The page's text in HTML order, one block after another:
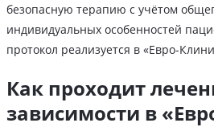
безопасную терапию с учётом
индивидуальных особенностей
протокол реализуется в «Евро-
Как проходит
зависимости в